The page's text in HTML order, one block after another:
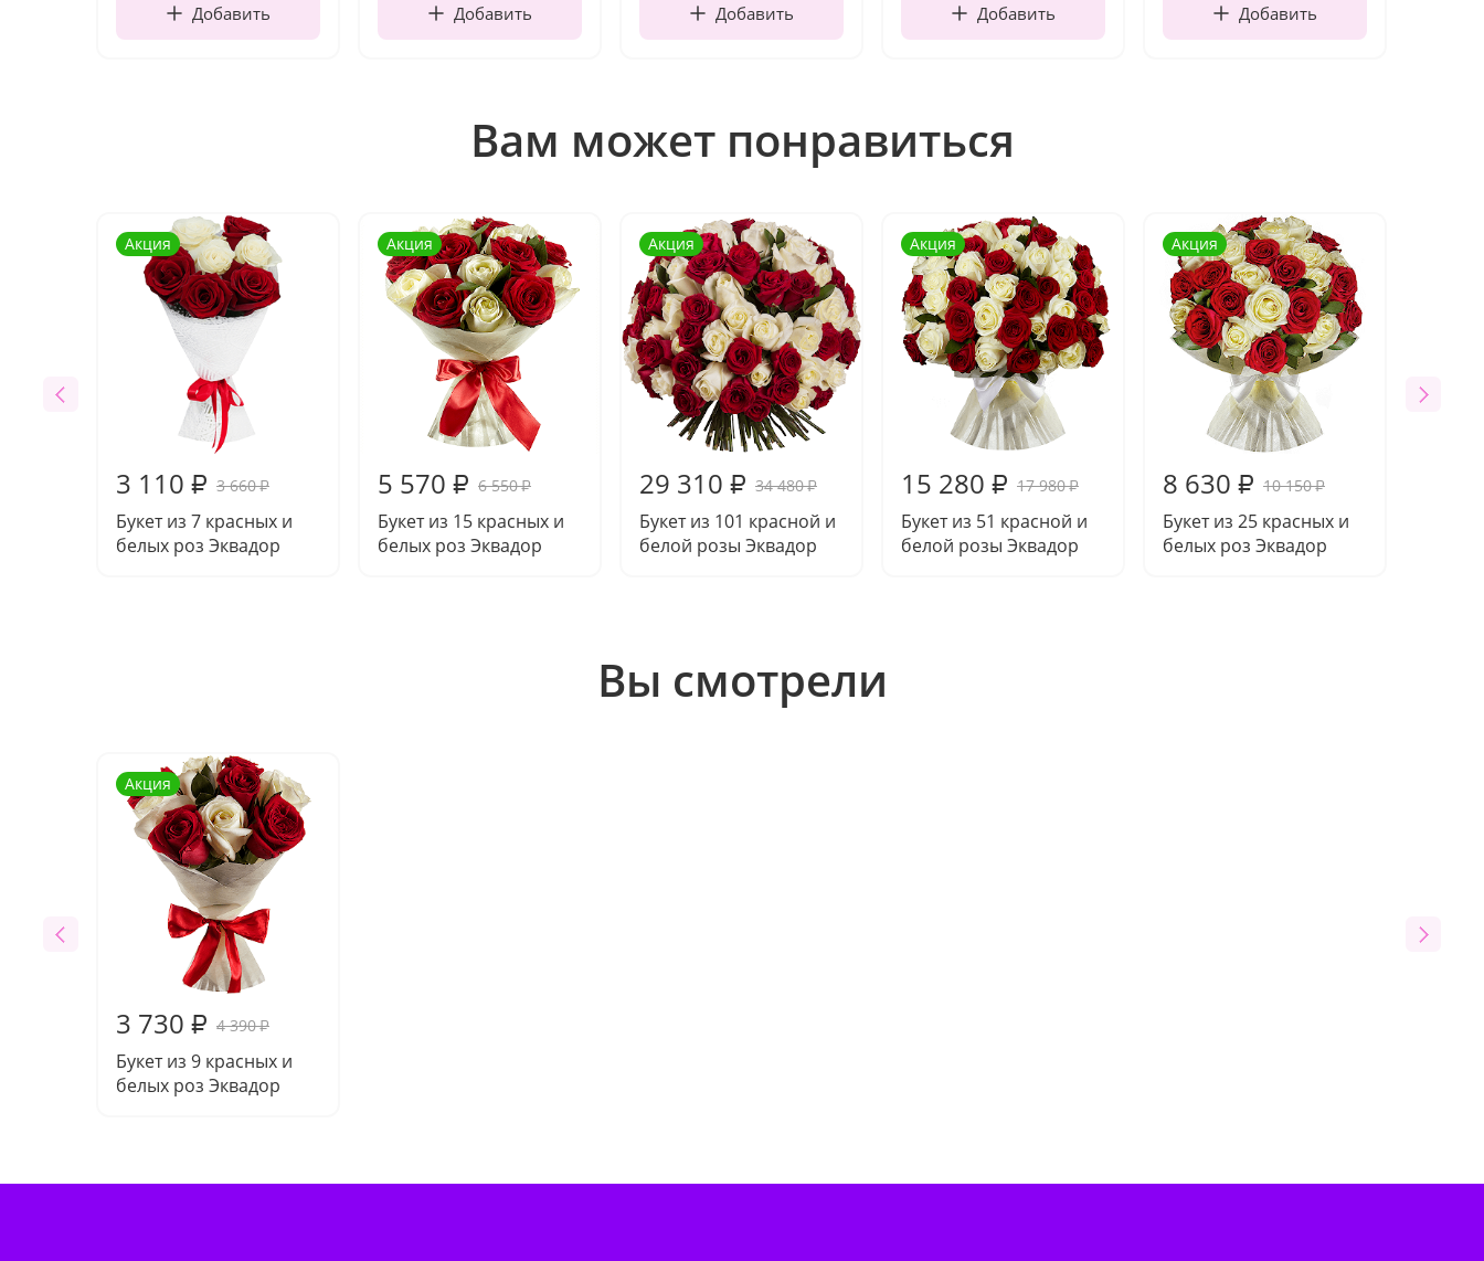
Добавить Добавить Добавить Добавить Добавить
Вам может понравиться
Акция
3 110 ₽ 3 660₽
Букет из 7 красных и
белых роз Эквадор
Акция
5 570 ₽ 6 550₽
Букет из 15 красных и
белых роз Эквадор
Акция
29 310 ₽ 34 480₽
Букет из 101 красной и
белой розы Эквадор
Акция
15 280 ₽ 17 980₽
Букет из 51 красной и
белой розы Эквадор
Акция
8 630 ₽ 10 150₽
Букет из 25 красных и
белых роз Эквадор
Вы смотрели
Акция
3 730 ₽ 4 390₽
Букет из 9 красных и
белых роз Эквадор